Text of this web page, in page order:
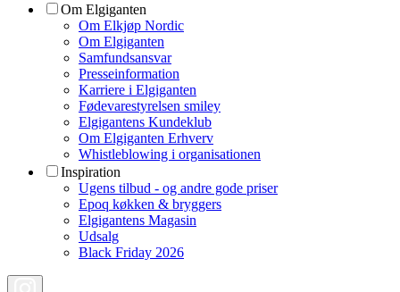
Om Elgiganten
Om Elkjøp Nordic
Om Elgiganten
Samfundsansvar
Presseinformation
Karriere i Elgiganten
Fødevarestyrelsen smiley
Elgigantens Kundeklub
Om Elgiganten Erhverv
Whistleblowing i organisationen
Inspiration
Ugens tilbud - og andre gode priser
Epoq køkken & bryggers
Elgigantens Magasin
Udsalg
Black Friday 2026